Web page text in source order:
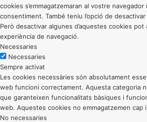
cookies s’emmagatzemaran al vostre
consentiment. També teniu l’opció de
Però desactivar algunes d’aquestes cookies
experiència de navegació.
Necessaries
Necessaries
Sempre activat
Les cookies necessàries són absolutament
web funcioni correctament. Aquesta categoria
que garanteixen funcionalitats bàsiques i
web. Aquestes cookies no emmagatzemen cap
No necessaries